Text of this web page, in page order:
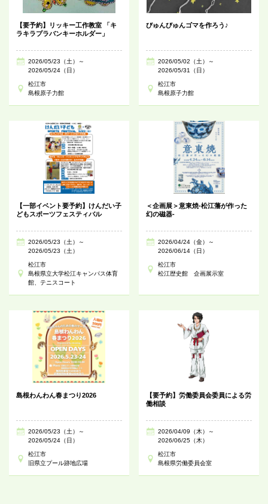
【要予約】リッキー工作教室 「キ
ラキラプラバンキーホルダー」
2026/05/23（土）～
2026/05/24（日）
松江市
島根原子力館
びゅんびゅんゴマを作ろう♪
2026/05/02（土）～
2026/05/31（日）
松江市
島根原子力館
【一部イベント要予約】けんだい子
どもスポーツフェスティバル
2026/05/23（土）～
2026/05/23（土）
松江市
島根県立大学松江キャンパス体育
館、テニスコート
＜企画展＞意東焼-松江藩が作った
幻の磁器-
2026/04/24（金）～
2026/06/14（日）
松江市
松江歴史館 企画展示室
島根わんわん春まつり2026
2026/05/23（土）～
2026/05/24（日）
松江市
旧県立プール跡地広場
【要予約】労働委員会委員による労
働相談
2026/04/09（木）～
2026/06/25（木）
松江市
島根県労働委員会室